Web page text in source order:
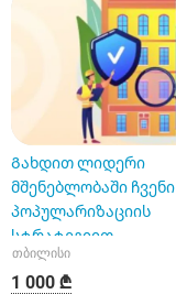
Გახდით ლიდერი
მშენებლობაში ჩვენი
პოპულარიზაციის
სტრატეგიით
თბილისი
1 000 ₾